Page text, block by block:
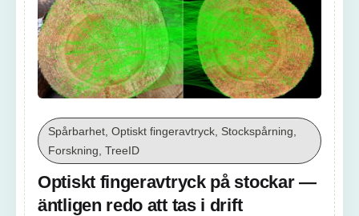
Spårbarhet, Optiskt fingeravtryck, Stockspårning,
Forskning, TreeID
Optiskt fingeravtryck på stockar —
äntligen redo att tas i drift